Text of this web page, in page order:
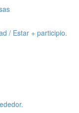
/ Estar + participio.